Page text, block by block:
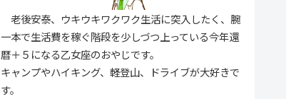
老後安泰、ウキウキワクワク生活に突入したく、腕
一本で生活費を稼ぐ階段を少しづつ上っている今年還
暦＋５になる乙女座のおやじです。
キャンプやハイキング、軽登山、ドライブが大好きで
す。